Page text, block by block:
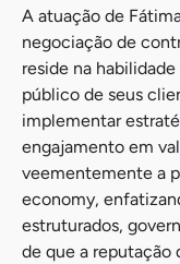
A atuação de
negociação de
reside na
público de seus
implementar
engajamento em
veementemente a
economy,
estruturados,
de que a reputação